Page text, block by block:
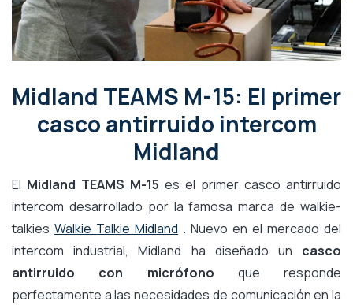
Midland TEAMS M-15: El primer
casco antirruido intercom
Midland
El Midland TEAMS M-15 es el primer casco antirruido
intercom desarrollado por la famosa marca de walkie-
talkies Walkie Talkie Midland . Nuevo en el mercado del
intercom industrial, Midland ha diseñado un casco
antirruido con micrófono que responde
perfectamente a las necesidades de comunicación en la